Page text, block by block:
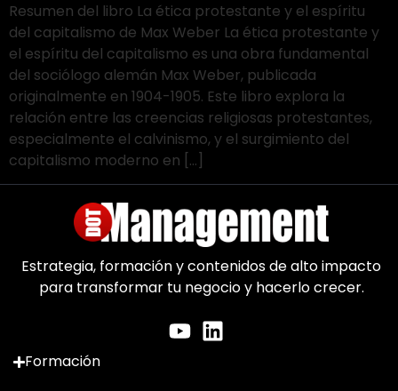
Resumen del libro La ética protestante y el espíritu
del capitalismo de Max Weber La ética protestante y
el espíritu del capitalismo es una obra fundamental
del sociólogo alemán Max Weber, publicada
originalmente en 1904-1905. Este libro explora la
relación entre las creencias religiosas protestantes,
especialmente el calvinismo, y el surgimiento del
capitalismo moderno en […]
Estrategia, formación y contenidos de alto impacto
para transformar tu negocio y hacerlo crecer.
Formación